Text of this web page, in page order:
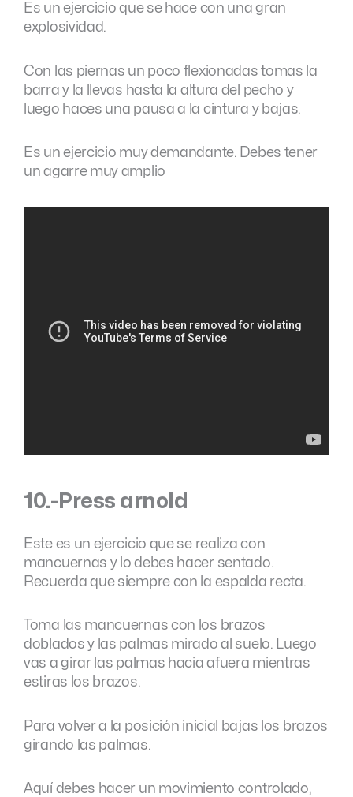
Es un ejercicio que se hace con una gran
explosividad.
Con las piernas un poco flexionadas tomas la
barra y la llevas hasta la altura del pecho y
luego haces una pausa a la cintura y bajas.
Es un ejercicio muy demandante. Debes tener
un agarre muy amplio
10.-Press arnold
Este es un ejercicio que se realiza con
mancuernas y lo debes hacer sentado.
Recuerda que siempre con la espalda recta.
Toma las mancuernas con los brazos
doblados y las palmas mirado al suelo. Luego
vas a girar las palmas hacia afuera mientras
estiras los brazos.
Para volver a la posición inicial bajas los brazos
girando las palmas.
Aquí debes hacer un movimiento controlado,